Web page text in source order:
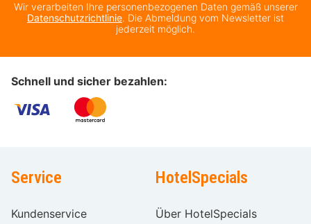
Wir verarbeiten Ihre personenbezogenen Daten gemäß unserer
Datenschutzrichtlinie. Die Abmeldung vom Newsletter ist
jederzeit möglich.
Schnell und sicher bezahlen:
Service
Kundenservice
HotelSpecials
Über HotelSpecials